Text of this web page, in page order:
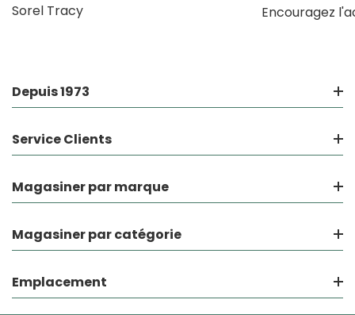
Sorel Tracy
Encouragez
Depuis 1973
Service Clients
Magasiner par marque
Magasiner par catégorie
Emplacement